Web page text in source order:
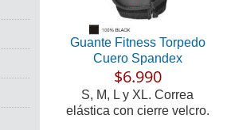
Guante Fitness Torpedo
Cuero Spandex
$6.990
S, M, L y XL. Correa
elástica con cierre velcro.